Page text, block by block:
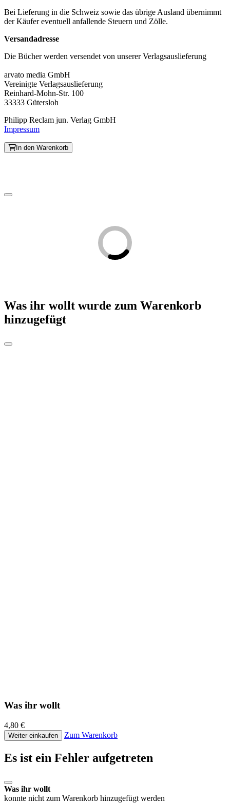
Bei Lieferung in die Schweiz sowie das übrige Ausland übernimmt
der Käufer eventuell anfallende Steuern und Zölle.
Versandadresse
Die Bücher werden versendet von unserer Verlagsauslieferung
arvato media GmbH
Vereinigte Verlagsauslieferung
Reinhard-Mohn-Str. 100
33333 Gütersloh
Philipp Reclam jun. Verlag GmbH
Impressum
In den Warenkorb
Was ihr wollt wurde zum Warenkorb
hinzugefügt
Was ihr wollt
4,80 €
Weiter einkaufen Zum Warenkorb
Es ist ein Fehler aufgetreten
Was ihr wollt
konnte nicht zum Warenkorb hinzugefügt werden